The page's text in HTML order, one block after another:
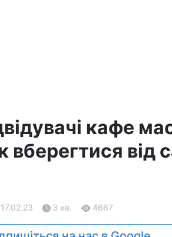
кафе
вберегтися від
3 хв. 4667